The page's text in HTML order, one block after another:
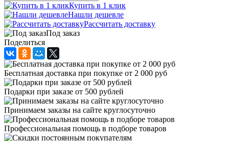
Купить в 1 клик
Нашли дешевле
Рассчитать доставку
Под заказ
Поделиться
Бесплатная доставка при покупке от 2 000 руб
Подарки при заказе от 500 рублей
Принимаем заказы на сайте круглосуточно
Профессиональная помощь в подборе товаров